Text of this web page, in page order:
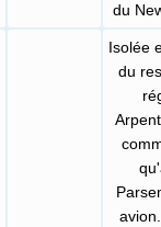
du
Isolée
du